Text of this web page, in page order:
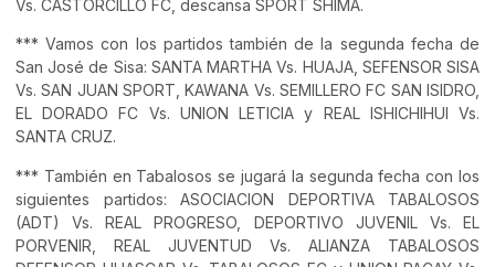
Vs. CASTORCILLO FC, descansa SPORT SHIMA.
*** Vamos con los partidos también de la segunda fecha de
San José de Sisa: SANTA MARTHA Vs. HUAJA, SEFENSOR SISA
Vs. SAN JUAN SPORT, KAWANA Vs. SEMILLERO FC SAN ISIDRO,
EL DORADO FC Vs. UNION LETICIA y REAL ISHICHIHUI Vs.
SANTA CRUZ.
*** También en Tabalosos se jugará la segunda fecha con los
siguientes partidos: ASOCIACION DEPORTIVA TABALOSOS
(ADT) Vs. REAL PROGRESO, DEPORTIVO JUVENIL Vs. EL
PORVENIR, REAL JUVENTUD Vs. ALIANZA TABALOSOS